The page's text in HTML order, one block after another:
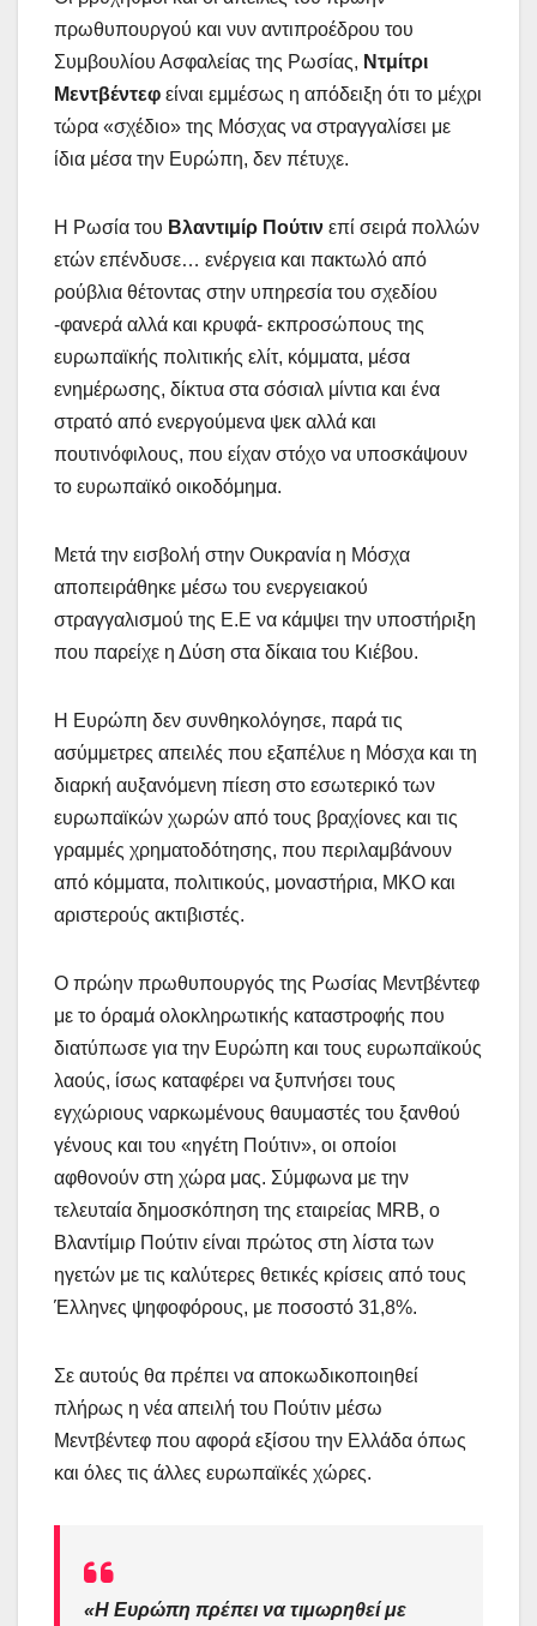
πρωθυπουργού και νυν αντιπροέδρου του
Συμβουλίου Ασφαλείας της Ρωσίας, Ντμίτρι
Μεντβέντεφ είναι εμμέσως η απόδειξη ότι το μέχρι
τώρα «σχέδιο» της Μόσχας να στραγγαλίσει με
ίδια μέσα την Ευρώπη, δεν πέτυχε.
Η Ρωσία του Βλαντιμίρ Πούτιν επί σειρά πολλών
ετών επένδυσε… ενέργεια και πακτωλό από
ρούβλια θέτοντας στην υπηρεσία του σχεδίου
-φανερά αλλά και κρυφά- εκπροσώπους της
ευρωπαϊκής πολιτικής ελίτ, κόμματα, μέσα
ενημέρωσης, δίκτυα στα σόσιαλ μίντια και ένα
στρατό από ενεργούμενα ψεκ αλλά και
πουτινόφιλους, που είχαν στόχο να υποσκάψουν
το ευρωπαϊκό οικοδόμημα.
Μετά την εισβολή στην Ουκρανία η Μόσχα
αποπειράθηκε μέσω του ενεργειακού
στραγγαλισμού της Ε.Ε να κάμψει την υποστήριξη
που παρείχε η Δύση στα δίκαια του Κιέβου.
Η Ευρώπη δεν συνθηκολόγησε, παρά τις
ασύμμετρες απειλές που εξαπέλυε η Μόσχα και τη
διαρκή αυξανόμενη πίεση στο εσωτερικό των
ευρωπαϊκών χωρών από τους βραχίονες και τις
γραμμές χρηματοδότησης, που περιλαμβάνουν
από κόμματα, πολιτικούς, μοναστήρια, ΜΚΟ και
αριστερούς ακτιβιστές.
Ο πρώην πρωθυπουργός της Ρωσίας Μεντβέντεφ
με το όραμά ολοκληρωτικής καταστροφής που
διατύπωσε για την Ευρώπη και τους ευρωπαϊκούς
λαούς, ίσως καταφέρει να ξυπνήσει τους
εγχώριους ναρκωμένους θαυμαστές του ξανθού
γένους και του «ηγέτη Πούτιν», οι οποίοι
αφθονούν στη χώρα μας. Σύμφωνα με την
τελευταία δημοσκόπηση της εταιρείας MRB, ο
Βλαντίμιρ Πούτιν είναι πρώτος στη λίστα των
ηγετών με τις καλύτερες θετικές κρίσεις από τους
Έλληνες ψηφοφόρους, με ποσοστό 31,8%.
Σε αυτούς θα πρέπει να αποκωδικοποιηθεί
πλήρως η νέα απειλή του Πούτιν μέσω
Μεντβέντεφ που αφορά εξίσου την Ελλάδα όπως
και όλες τις άλλες ευρωπαϊκές χώρες.
«Η Ευρώπη πρέπει να τιμωρηθεί με